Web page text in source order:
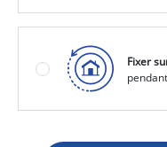
Fixer
pendant